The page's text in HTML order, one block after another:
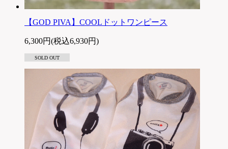
【GOD PIVA】COOLドットワンピース
6,300円(税込6,930円)
SOLD OUT